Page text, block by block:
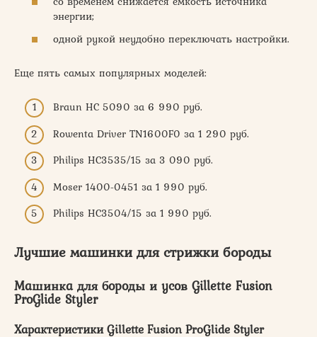
энергии;
одной рукой неудобно переключать настройки.
Еще пять самых популярных моделей:
Braun НС 5090 за 6 990 руб.
Rowenta Driver TN1600F0 за 1 290 руб.
Philips HC3535/15 за 3 090 руб.
Moser 1400-0451 за 1 990 руб.
Philips HC3504/15 за 1 990 руб.
Лучшие машинки для стрижки бороды
Машинка для бороды и усов Gillette Fusion
ProGlide Styler
Характеристики Gillette Fusion ProGlide Styler